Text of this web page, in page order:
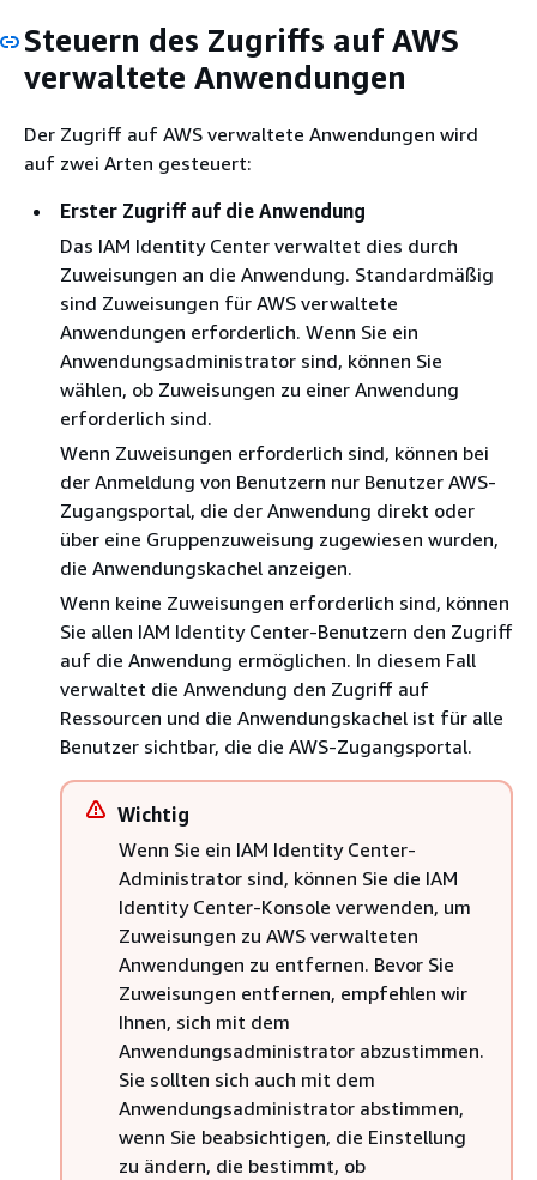
Steuern des Zugriffs auf AWS
verwaltete Anwendungen
Der Zugriff auf AWS verwaltete Anwendungen wird
auf zwei Arten gesteuert:
Erster Zugriff auf die Anwendung
Das IAM Identity Center verwaltet dies durch
Zuweisungen an die Anwendung. Standardmäßig
sind Zuweisungen für AWS verwaltete
Anwendungen erforderlich. Wenn Sie ein
Anwendungsadministrator sind, können Sie
wählen, ob Zuweisungen zu einer Anwendung
erforderlich sind.
Wenn Zuweisungen erforderlich sind, können bei
der Anmeldung von Benutzern nur Benutzer AWS-
Zugangsportal, die der Anwendung direkt oder
über eine Gruppenzuweisung zugewiesen wurden,
die Anwendungskachel anzeigen.
Wenn keine Zuweisungen erforderlich sind, können
Sie allen IAM Identity Center-Benutzern den Zugriff
auf die Anwendung ermöglichen. In diesem Fall
verwaltet die Anwendung den Zugriff auf
Ressourcen und die Anwendungskachel ist für alle
Benutzer sichtbar, die die AWS-Zugangsportal.
Wichtig
Wenn Sie ein IAM Identity Center-
Administrator sind, können Sie die IAM
Identity Center-Konsole verwenden, um
Zuweisungen zu AWS verwalteten
Anwendungen zu entfernen. Bevor Sie
Zuweisungen entfernen, empfehlen wir
Ihnen, sich mit dem
Anwendungsadministrator abzustimmen.
Sie sollten sich auch mit dem
Anwendungsadministrator abstimmen,
wenn Sie beabsichtigen, die Einstellung
zu ändern, die bestimmt, ob